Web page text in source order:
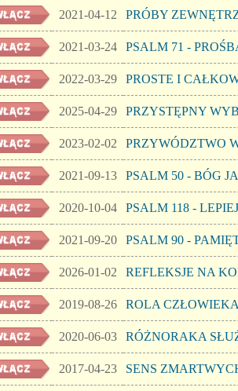
2021-04-12 PRÓBY
2021-03-24 PSALM 71 -
2022-03-29 PROSTE I
2025-04-29 PRZYSTĘPNY
2023-02-02 PRZYWÓDZTWO
2021-09-13 PSALM 50 - BÓG
2020-10-04 PSALM 118 -
2021-09-20 PSALM 90 -
2026-01-02 REFLEKSJE NA
2019-08-26 ROLA
2020-06-03 RÓŻNORAKA
2017-04-23 SENS